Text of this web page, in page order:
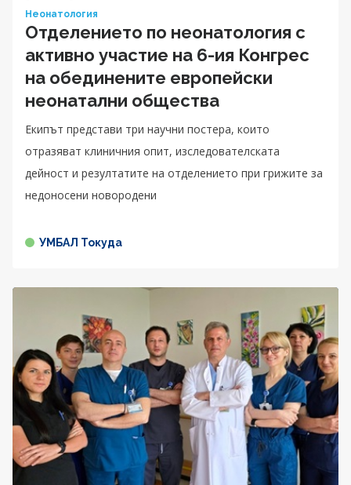
Неонатология
Отделението по неонатология с
активно участие на 6-ия Конгрес
на обединените европейски
неонатални общества
Екипът представи три научни постера, които
отразяват клиничния опит, изследователската
дейност и резултатите на отделението при грижите за
недоносени новородени
УМБАЛ Токуда